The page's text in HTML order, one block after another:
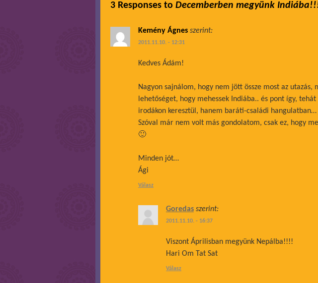
3 Responses to Decemberben megyünk
Kemény Ágnes szerint:
2011.11.10. - 12:31
Kedves Ádám!
Nagyon sajnálom, hogy nem jött össze most az
lehetőséget, hogy mehessek Indiába.. és pont így,
irodákon keresztül, hanem baráti-családi
Szóval már nem volt más gondolatom, csak ez, hogy
🙂
Minden jót…
Ági
Válasz
Goredas szerint:
2011.11.10. - 16:37
Viszont Áprilisban megyünk Nepálba!!!!
Hari Om Tat Sat
Válasz